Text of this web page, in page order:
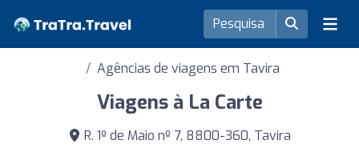
Agências de viagens em Tavira
Viagens à La Carte
R. 1º de Maio nº 7, 8800-360, Tavira